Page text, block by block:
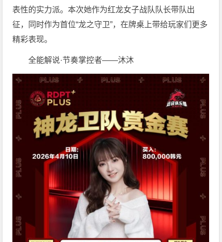
表性的实力派。本次她作为红龙女子战队队长带队出
征，同时作为首位“龙之守卫”，在牌桌上带给玩家们更多
精彩表现。
全能解说·节奏掌控者——沐沐